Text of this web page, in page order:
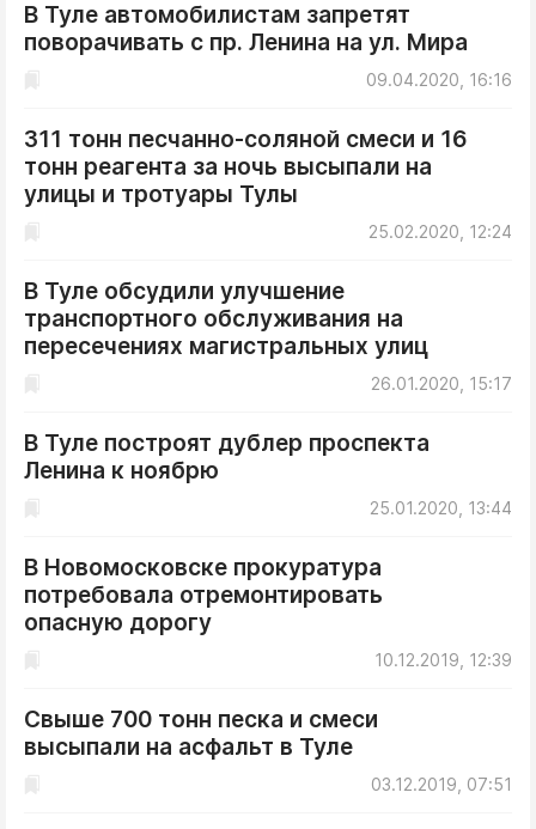
В Туле автомобилистам запретят
поворачивать с пр. Ленина на ул. Мира
09.04.2020, 16:16
311 тонн песчанно-соляной смеси и 16
тонн реагента за ночь высыпали на
улицы и тротуары Тулы
25.02.2020, 12:24
В Туле обсудили улучшение
транспортного обслуживания на
пересечениях магистральных улиц
26.01.2020, 15:17
В Туле построят дублер проспекта
Ленина к ноябрю
25.01.2020, 13:44
В Новомосковске прокуратура
потребовала отремонтировать
опасную дорогу
10.12.2019, 12:39
Свыше 700 тонн песка и смеси
высыпали на асфальт в Туле
03.12.2019, 07:51